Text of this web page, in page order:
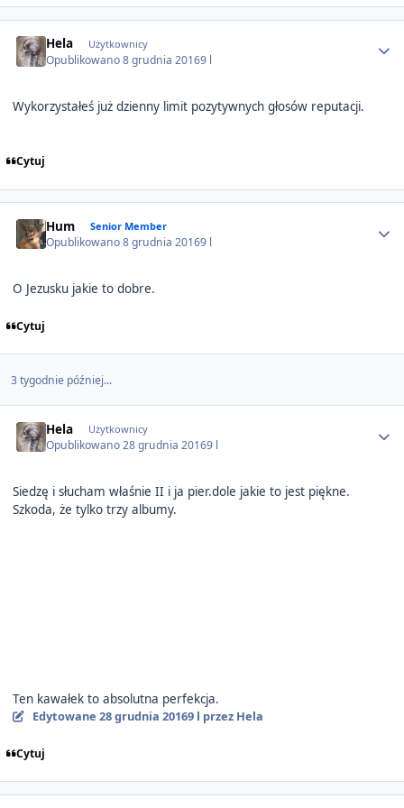
Hela Użytkownicy
Opublikowano8 grudnia 20169 l
Wykorzystałeś już dzienny limit pozytywnych głosów reputacji.
Cytuj
Hum Senior Member
Opublikowano8 grudnia 20169 l
O Jezusku jakie to dobre.
Cytuj
3 tygodnie później...
Hela Użytkownicy
Opublikowano28 grudnia 20169 l
Siedzę i słucham właśnie II i ja pier.dole jakie to jest piękne.
Szkoda, że tylko trzy albumy.
Ten kawałek to absolutna perfekcja.
Edytowane 28 grudnia 20169 l przez Hela
Cytuj